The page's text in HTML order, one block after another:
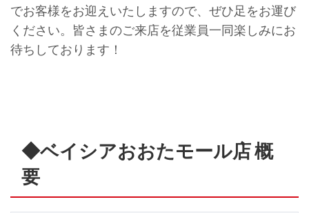
でお客様をお迎えいたしますので、ぜひ足をお運び
ください。皆さまのご来店を従業員一同楽しみにお
待ちしております！
◆ベイシアおおたモール店 概
要